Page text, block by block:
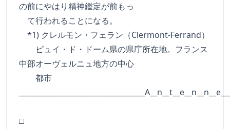
の前にやはり精神鑑定が前もっ
て行われることになる。
*1) クレルモン・フェラン（Clermont-Ferrand）
ピュイ・ド・ドーム県の県庁所在地。フランス
中部オーヴェルニュ地方の中心
都市
□